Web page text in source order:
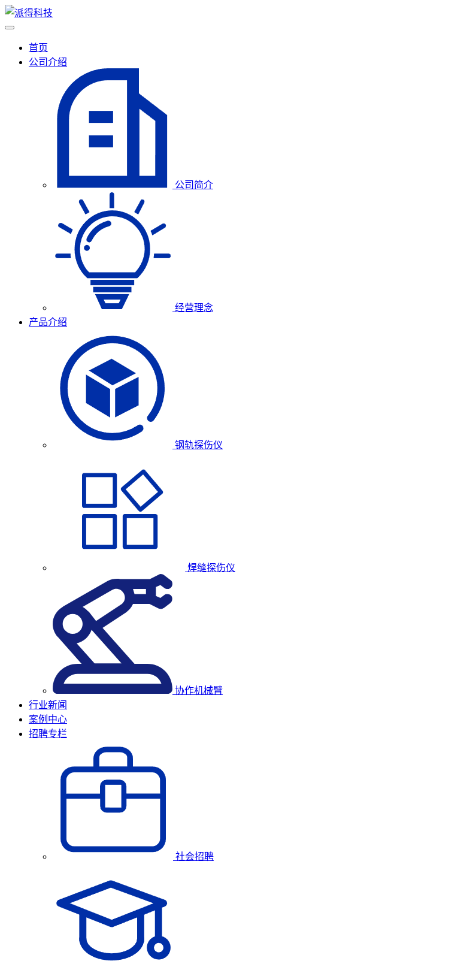
首页
公司介绍
公司简介
经营理念
产品介绍
钢轨探伤仪
焊缝探伤仪
协作机械臂
行业新闻
案例中心
招聘专栏
社会招聘